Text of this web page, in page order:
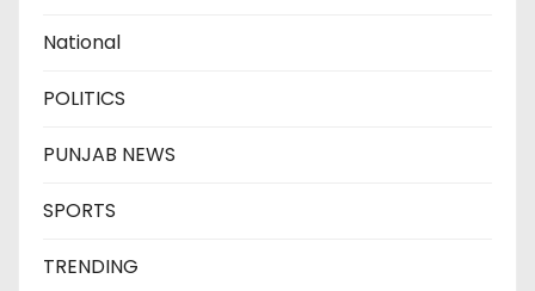
National
POLITICS
PUNJAB NEWS
SPORTS
TRENDING